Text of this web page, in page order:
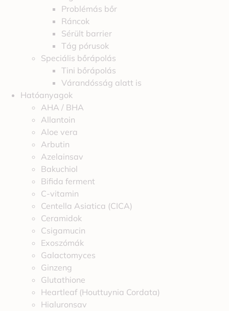
Problémás bőr
Ráncok
Sérült barrier
Tág pórusok
Speciális bőrápolás
Tini bőrápolás
Várandósság alatt is
Hatóanyagok
AHA / BHA
Allantoin
Aloe vera
Arbutin
Azelainsav
Bakuchiol
Bifida ferment
C-vitamin
Centella Asiatica (CICA)
Ceramidok
Csigamucin
Exoszómák
Galactomyces
Ginzeng
Glutathione
Heartleaf (Houttuynia Cordata)
Hialuronsav